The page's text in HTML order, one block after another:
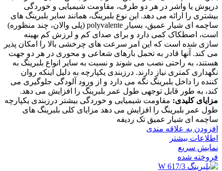
درپوش یا واشر در هر دو طرف، مقاومت شیمیایی و خوردگی
بیشتری را ارائه می دهد. این نوع بلبرینگ، همانند سایر بلبرینگ های
ساچمه ای شیار عمیق، بسیار polyvalente (پلی والان، چند منظوره)
است، اصطکاک کمی دارد و برای صدای کم و لرزش کم بهینه
سازی شده است که این امر سرعت های چرخشی بالا را امکان پذیر
می کند. آنها قادر به تحمل بارهای شعاعی و محوری در هر دو جهت
هستند، به راحتی نصب می شوند و نسبت به سایر انواع بلبرینگ به
نگهداری کمتری نیاز دارند. درزبندی یکپارچه به دلیل اینکه روان
کننده را داخل بلبرینگ نگه می دارد و از ورود آلودگی جلوگیری می
کند، به طور قابل توجهی طول عمر بلبرینگ را افزایش می دهد.
مزایای کلیدی: مقاومت شیمیایی و خوردگی بیشتر درزبندی یکپارچه
طول عمر بلبرینگ را افزایش می دهد مزایای کلی بلبرینگ های
ساچمه ای شیار عمیق تک ردیفه
افزودن به علاقه مندی
اطلاعات بیشتر
نمایش سریع
فروخته شده